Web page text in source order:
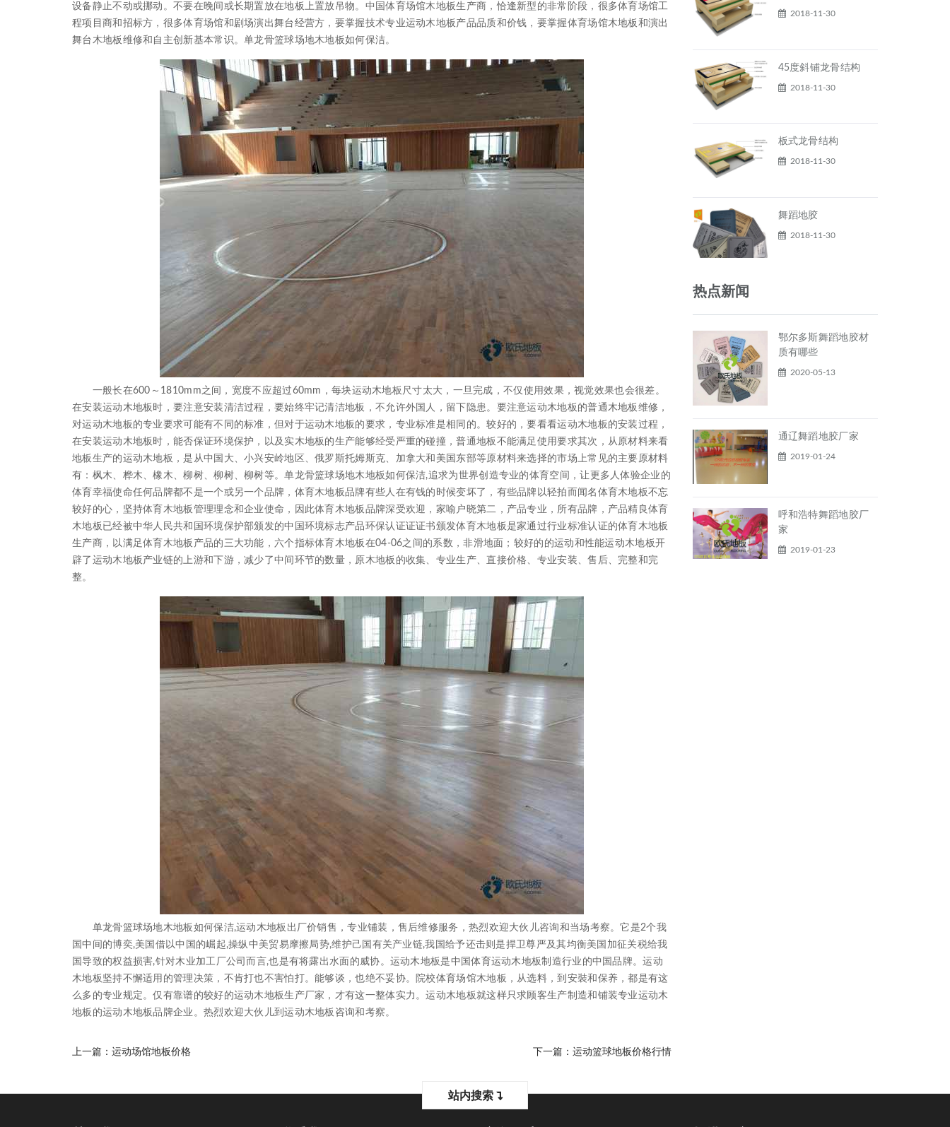
设备静止不动或挪动。不要在晚间或长期置放在地板上置放吊物。中国体育场馆木地板生产商，恰逢新型的非常阶段，很多体育场馆工
程项目商和招标方，很多体育场馆和剧场演出舞台经营方，要掌握技术专业运动木地板产品品质和价钱，要掌握体育场馆木地板和演出
舞台木地板维修和自主创新基本常识。单龙骨篮球场地木地板如何保洁。
一般长在600～1810mm之间，宽度不应超过60mm，每块运动木地板尺寸太大，一旦完成，不仅使用效果，视觉效果也会很差。
在安装运动木地板时，要注意安装清洁过程，要始终牢记清洁地板，不允许外国人，留下隐患。要注意运动木地板的普通木地板维修，
对运动木地板的专业要求可能有不同的标准，但对于运动木地板的要求，专业标准是相同的。较好的，要看看运动木地板的安装过程，
在安装运动木地板时，能否保证环境保护，以及实木地板的生产能够经受严重的碰撞，普通地板不能满足使用要求其次，从原材料来看
地板生产的运动木地板，是从中国大、小兴安岭地区、俄罗斯托姆斯克、加拿大和美国东部等原材料来选择的市场上常见的主要原材料
有：枫木、桦木、橡木、柳树、柳树、柳树等。单龙骨篮球场地木地板如何保洁,追求为世界创造专业的体育空间，让更多人体验企业的
体育幸福使命任何品牌都不是一个或另一个品牌，体育木地板品牌有些人在有钱的时候变坏了，有些品牌以轻拍而闻名体育木地板不忘
较好的心，坚持体育木地板管理理念和企业使命，因此体育木地板品牌深受欢迎，家喻户晓第二，产品专业，所有品牌，产品精良体育
木地板已经被中华人民共和国环境保护部颁发的中国环境标志产品环保认证证证书颁发体育木地板是家通过行业标准认证的体育木地板
生产商，以满足体育木地板产品的三大功能，六个指标体育木地板在04-06之间的系数，非滑地面；较好的的运动和性能运动木地板开
辟了运动木地板产业链的上游和下游，减少了中间环节的数量，原木地板的收集、专业生产、直接价格、专业安装、售后、完整和完
整。
单龙骨篮球场地木地板如何保洁,运动木地板出厂价销售，专业铺装，售后维修服务，热烈欢迎大伙儿咨询和当场考察。它是2个我
国中间的博奕,美国借以中国的崛起,操纵中美贸易摩擦局势,维护己国有关产业链,我国给予还击则是捍卫尊严及其均衡美国加征关税给我
国导致的权益损害,针对木业加工厂公司而言,也是有将露出水面的威协。运动木地板是中国体育运动木地板制造行业的中国品牌。运动
木地板坚持不懈适用的管理决策，不肯打也不害怕打。能够谈，也绝不妥协。院校体育场馆木地板，从选料，到安裝和保养，都是有这
么多的专业规定。仅有靠谱的较好的运动木地板生产厂家，才有这一整体实力。运动木地板就这样只求顾客生产制造和铺装专业运动木
地板的运动木地板品牌企业。热烈欢迎大伙儿到运动木地板咨询和考察。
上一篇： 运动场馆地板价格 下一篇： 运动篮球地板价格行情
2018-11-30
45度斜铺龙骨结构
2018-11-30
板式龙骨结构
2018-11-30
舞蹈地胶
2018-11-30
热点新闻
鄂尔多斯舞蹈地胶材
质有哪些
2020-05-13
通辽舞蹈地胶厂家
2019-01-24
呼和浩特舞蹈地胶厂
家
2019-01-23
站内搜索